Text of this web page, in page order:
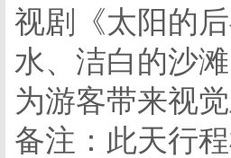
视剧《太阳的
水、洁白的沙
为游客带来视
备注：此天行